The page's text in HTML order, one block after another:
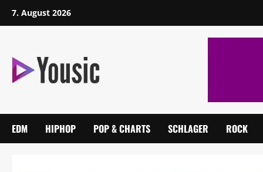
7. August 2026
EDM HIPHOP POP & CHARTS SCHLAGER ROCK